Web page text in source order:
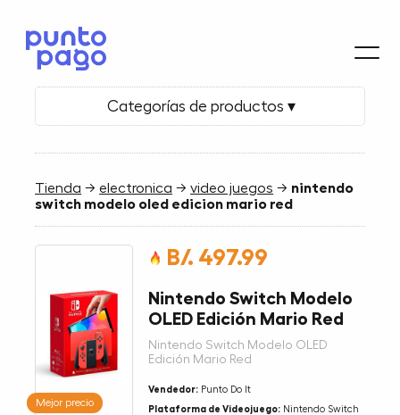
Categorías de productos ▾
Tienda →electronica →video juegos → nintendo
switch modelo oled edicion mario red
Mejor precio
B/. 497.99
Nintendo Switch Modelo
OLED Edición Mario Red
Nintendo Switch Modelo OLED
Edición Mario Red
Vendedor: Punto Do It
Plataforma de Videojuego: Nintendo Switch